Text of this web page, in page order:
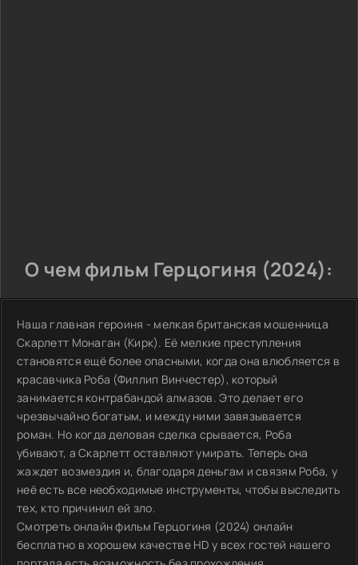
О чем фильм Герцогиня (2024):
Наша главная героиня - мелкая британская мошенница
Скарлетт Монаган (Кирк). Её мелкие преступления
становятся ещё более опасными, когда она влюбляется в
красавчика Роба (Филлип Винчестер), который
занимается контрабандой алмазов. Это делает его
чрезвычайно богатым, и между ними завязывается
роман. Но когда деловая сделка срывается, Роба
убивают, а Скарлетт оставляют умирать. Теперь она
жаждет возмездия и, благодаря деньгам и связям Роба, у
неё есть все необходимые инструменты, чтобы выследить
тех, кто причинил ей зло.
Смотреть онлайн фильм Герцогиня (2024) онлайн
бесплатно в хорошем качестве HD у всех гостей нашего